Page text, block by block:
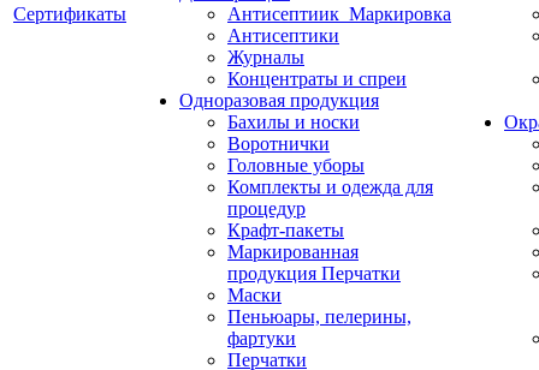
Сертификаты
Антисептиик_Маркировка
Антисептики
Журналы
Концентраты и спреи
Одноразовая продукция
Бахилы и носки
Воротнички
Головные уборы
Комплекты и одежда для
процедур
Крафт-пакеты
Маркированная
продукция Перчатки
Маски
Пеньюары, пелерины,
фартуки
Перчатки